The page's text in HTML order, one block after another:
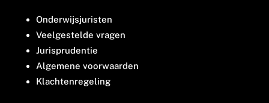
Onderwijsjuristen
Veelgestelde vragen
Jurisprudentie
Algemene voorwaarden
Klachtenregeling